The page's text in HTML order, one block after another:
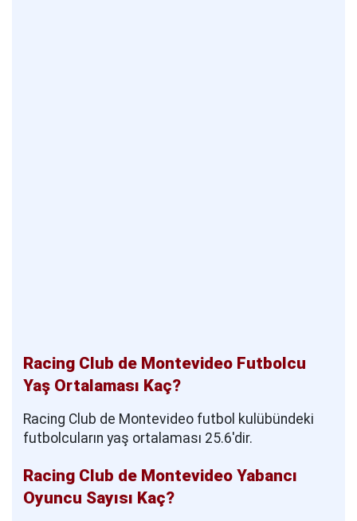
Racing Club de Montevideo Futbolcu
Yaş Ortalaması Kaç?
Racing Club de Montevideo futbol kulübündeki
futbolcuların yaş ortalaması 25.6'dir.
Racing Club de Montevideo Yabancı
Oyuncu Sayısı Kaç?